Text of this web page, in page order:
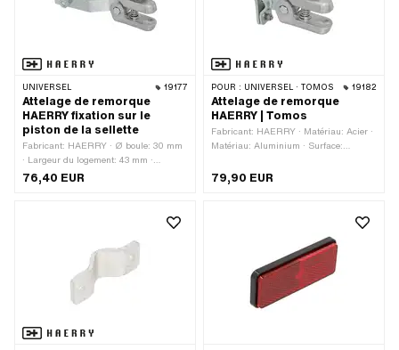
UNIVERSEL 19177
Attelage de remorque
HAERRY fixation sur le
piston de la sellette
Fabricant: HAERRY · Ø boule: 30 mm
· Largeur du logement: 43 mm ·
Matériau: Acier · Matériau: Aluminium
· Surface: galvanisé bleu · Type de
76,40 EUR
POUR : UNIVERSEL · TOMOS 19182
Attelage de remorque
HAERRY | Tomos
Fabricant: HAERRY · Matériau: Acier ·
Matériau: Aluminium · Surface:
de filetage: MF8x1 (filetage fin)
79,90 EUR